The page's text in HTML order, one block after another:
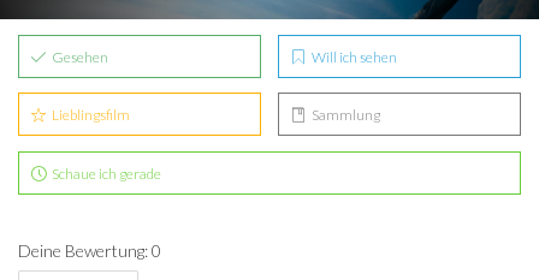
Gesehen Will ich sehen
Lieblingsfilm Sammlung
Schaue ich gerade
Deine Bewertung: 0